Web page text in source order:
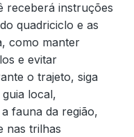
receberá instruções
quadriciclo e as
como manter
e evitar
o trajeto, siga
local,
fauna da região,
nas trilhas